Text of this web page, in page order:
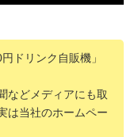
ドリンク自販機」
などメディアにも取
は当社のホームペー